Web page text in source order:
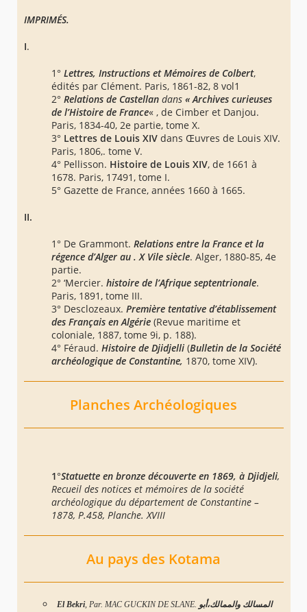
IMPRIMÉS.
I.
1° Lettres, Instructions et Mémoires de Colbert,
édités par Clément. Paris, 1861-82, 8 vol1
2° Relations de Castellan dans« Archives curieuses
de l’Histoire de France« , de Cimber et Danjou.
Paris, 1834-40, 2e partie, tome X.
3° Lettres de Louis XIVdans Œuvres de Louis XIV.
Paris, 1806,. tome V.
4° Pellisson. Histoire de Louis XIV, de 1661 à
1678. Paris, 17491, tome I.
5° Gazette de France, années 1660 à 1665.
II.
1° De Grammont. Relations entre la France et la
régence d’Alger au . X Vile siècle. Alger, 1880-85, 4e
partie.
2° ‘Mercier. histoire de l’Afrique septentrionale.
Paris, 1891, tome III.
3° Desclozeaux. Première tentative d’établissement
des Français en Algérie(Revue maritime et
coloniale, 1887, tome 9i, p. 188).
4° Féraud. Histoire de Djidjelli(Bulletin de la Société
archéologique de Constantine, 1870, tome XIV).
Planches Archéologiques
1°Statuette en bronze découverte en 1869, à Djidjeli,
Recueil des notices et mémoires de la société
archéologique du département de Constantine –
1878, P.458, Planche. XVIII
Au pays des Kotama
El Bekri, Par. MAC GUCKIN DE SLANE. المسالك والممالك،أبو